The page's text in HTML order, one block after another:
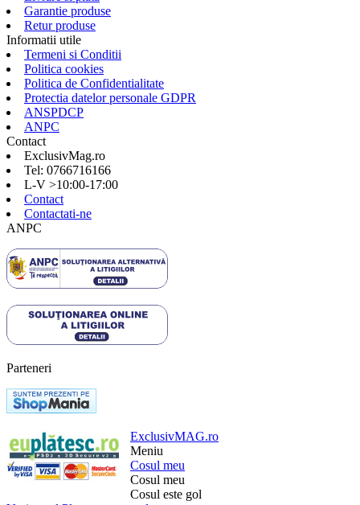
Garantie produse
Retur produse
Informatii utile
Termeni si Conditii
Politica cookies
Politica de Confidentialitate
Protectia datelor personale GDPR
ANSPDCP
ANPC
Contact
ExclusivMag.ro
Tel: 0766716166
L-V >10:00-17:00
Contact
Contactati-ne
ANPC
Parteneri
ExclusivMAG.ro
Meniu
Cosul meu
Cosul meu
Cosul este gol